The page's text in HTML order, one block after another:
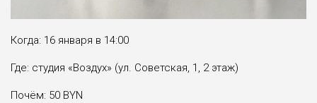
Когда: 16 января в 14:00
Где: студия «Воздух» (ул. Советская, 1, 2 этаж)
Почём: 50 BYN